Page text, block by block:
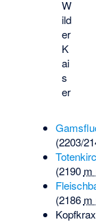
W
ild
er
K
ai
s
er
(2203/
(2190 m
(2186 m